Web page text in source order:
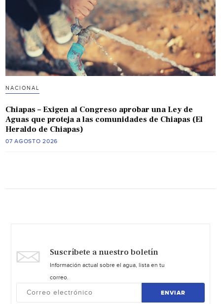
NACIONAL
Chiapas – Exigen al Congreso aprobar una Ley de
Aguas que proteja a las comunidades de Chiapas (El
Heraldo de Chiapas)
07 AGOSTO 2026
Suscríbete a nuestro boletín
Información actual sobre el agua, lista en tu
correo.
ENVIAR